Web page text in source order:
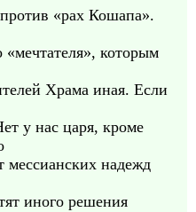
«рах Кошапа».
«мечтателя», которым
Храма иная. Если
у нас царя, кроме
мессианских надежд
иного решения